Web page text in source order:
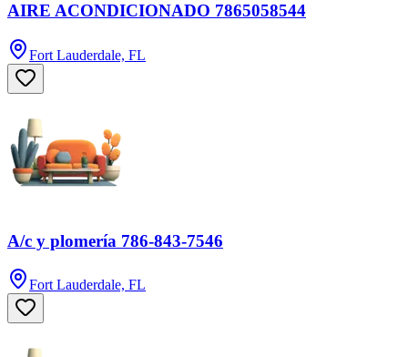
AIRE ACONDICIONADO 7865058544
Fort Lauderdale, FL
A/c y plomería 786-843-7546
Fort Lauderdale, FL